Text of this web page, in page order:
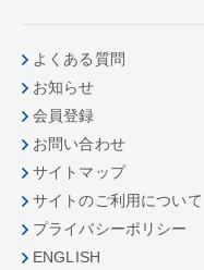
よくある質問
お知らせ
会員登録
お問い合わせ
サイトマップ
サイトのご利用について
プライバシーポリシー
ENGLISH